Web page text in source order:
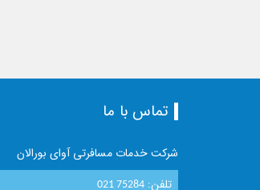
تماس با ما
شرکت خدمات مسافرتی آوای بورالان
تلفن: 021 75284